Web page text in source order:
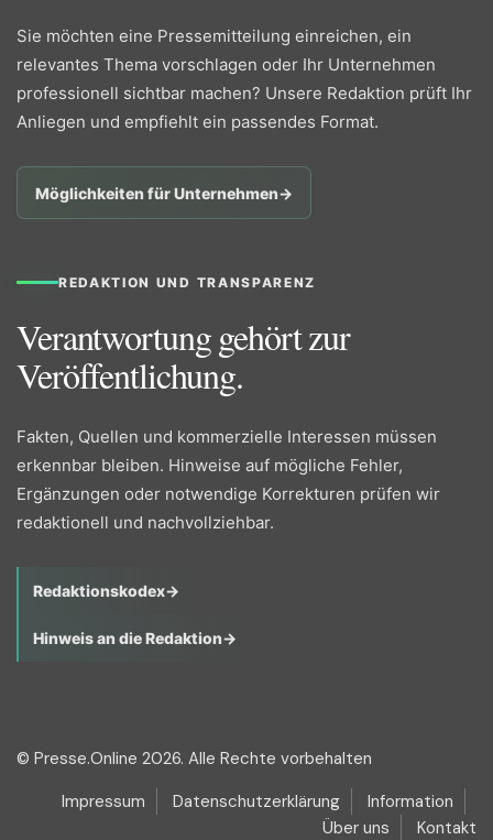
Sie möchten eine Pressemitteilung einreichen, ein
relevantes Thema vorschlagen oder Ihr Unternehmen
professionell sichtbar machen? Unsere Redaktion prüft Ihr
Anliegen und empfiehlt ein passendes Format.
Möglichkeiten für Unternehmen→
REDAKTION UND TRANSPARENZ
Verantwortung gehört zur
Veröffentlichung.
Fakten, Quellen und kommerzielle Interessen müssen
erkennbar bleiben. Hinweise auf mögliche Fehler,
Ergänzungen oder notwendige Korrekturen prüfen wir
redaktionell und nachvollziehbar.
Redaktionskodex→
Hinweis an die Redaktion→
© Presse.Online 2026. Alle Rechte vorbehalten
Impressum
Datenschutzerklärung
Information
Über uns
Kontakt